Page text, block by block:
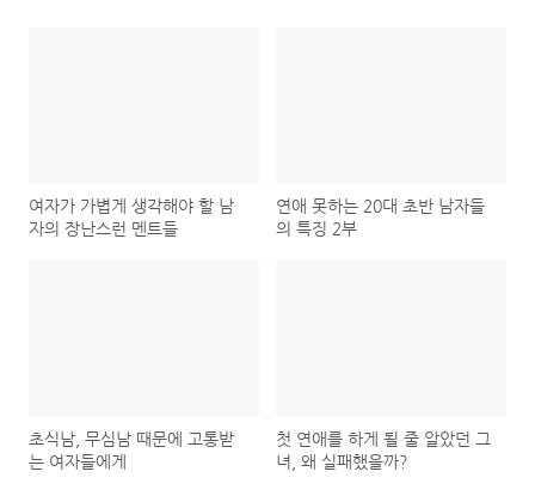
여자가 가볍게 생각해야 할 남
자의 장난스런 멘트들
연애 못하는 20대 초반 남자들
의 특징 2부
초식남, 무심남 때문에 고통받
는 여자들에게
첫 연애를 하게 될 줄 알았던 그
녀, 왜 실패했을까?